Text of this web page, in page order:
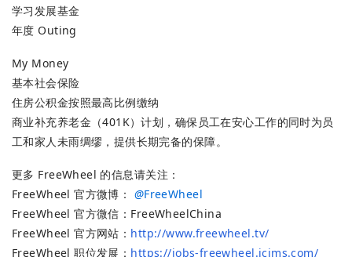
学习发展基金
年度 Outing
My Money
基本社会保险
住房公积金按照最高比例缴纳
商业补充养老金（401K）计划，确保员工在安心工作的同时为员
工和家人未雨绸缪，提供长期完备的保障。
更多 FreeWheel 的信息请关注：
FreeWheel 官方微博： @FreeWheel
FreeWheel 官方微信：FreeWheelChina
FreeWheel 官方网站： http://www.freewheel.tv/
FreeWheel 职位发展： https://jobs-freewheel.icims.com/